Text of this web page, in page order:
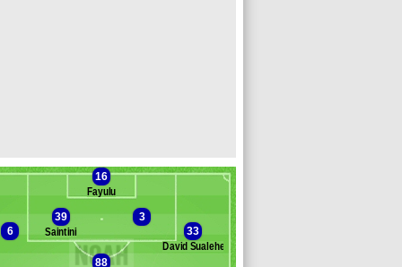
16
Fayulu
39
Saintini
3
6
33
David Sualehe
88